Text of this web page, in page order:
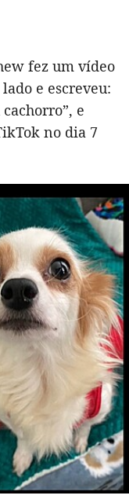
fez um vídeo
e escreveu:
e
no dia 7